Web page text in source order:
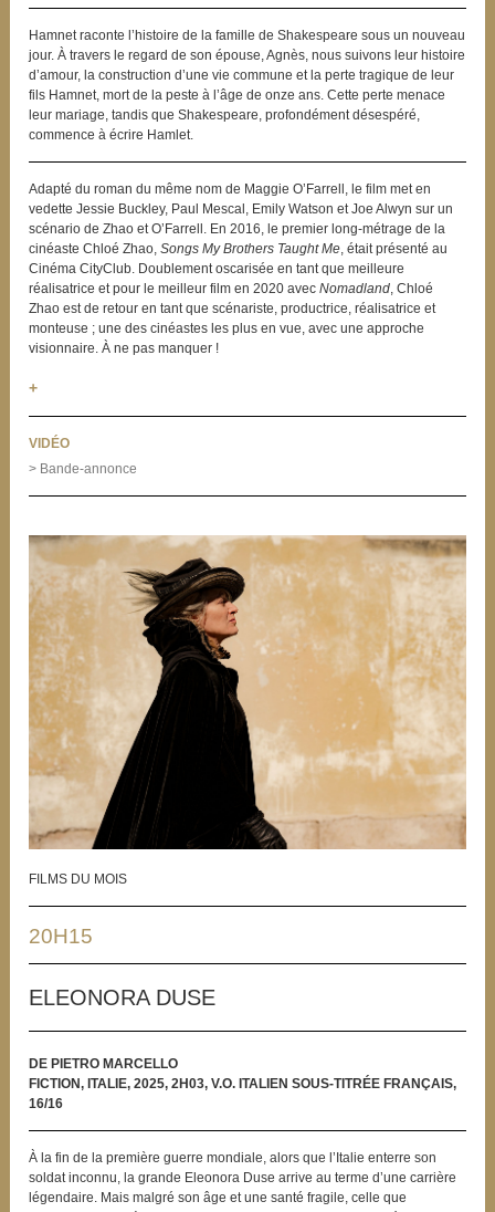
Hamnet raconte l’histoire de la famille de Shakespeare sous un nouveau
jour. À travers le regard de son épouse, Agnès, nous suivons leur histoire
d’amour, la construction d’une vie commune et la perte tragique de leur
fils Hamnet, mort de la peste à l’âge de onze ans. Cette perte menace
leur mariage, tandis que Shakespeare, profondément désespéré,
commence à écrire Hamlet.
Adapté du roman du même nom de Maggie O’Farrell, le film met en
vedette Jessie Buckley, Paul Mescal, Emily Watson et Joe Alwyn sur un
scénario de Zhao et O’Farrell. En 2016, le premier long-métrage de la
cinéaste Chloé Zhao, Songs My Brothers Taught Me, était présenté au
Cinéma CityClub. Doublement oscarisée en tant que meilleure
réalisatrice et pour le meilleur film en 2020 avec Nomadland, Chloé
Zhao est de retour en tant que scénariste, productrice, réalisatrice et
monteuse ; une des cinéastes les plus en vue, avec une approche
visionnaire. À ne pas manquer !
+
VIDÉO
> Bande-annonce
FILMS DU MOIS
20H15
ELEONORA DUSE
DE PIETRO MARCELLO
FICTION, ITALIE, 2025, 2H03, V.O. ITALIEN SOUS-TITRÉE FRANÇAIS,
16/16
À la fin de la première guerre mondiale, alors que l’Italie enterre son
soldat inconnu, la grande Eleonora Duse arrive au terme d’une carrière
légendaire. Mais malgré son âge et une santé fragile, celle que